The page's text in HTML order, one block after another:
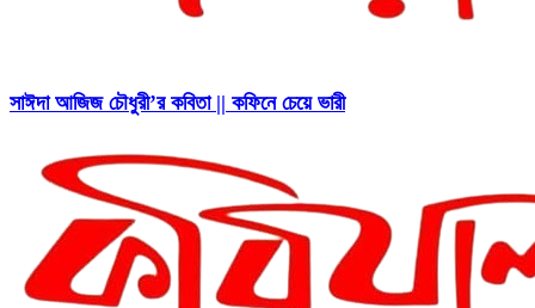
সাঈদা আজিজ চৌধুরী’র কবিতা || কফিনে চেয়ে ভারী